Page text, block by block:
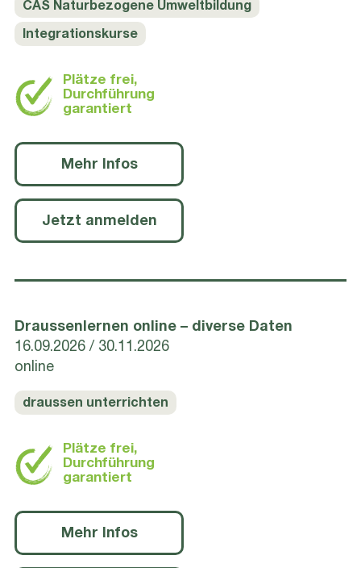
CAS Naturbezogene Umweltbildung
Integrationskurse
Plätze frei,
Durchführung
garantiert
Mehr Infos
Jetzt anmelden
Draussenlernen online – diverse Daten
16.09.2026
30.11.2026
online
draussen unterrichten
Plätze frei,
Durchführung
garantiert
Mehr Infos